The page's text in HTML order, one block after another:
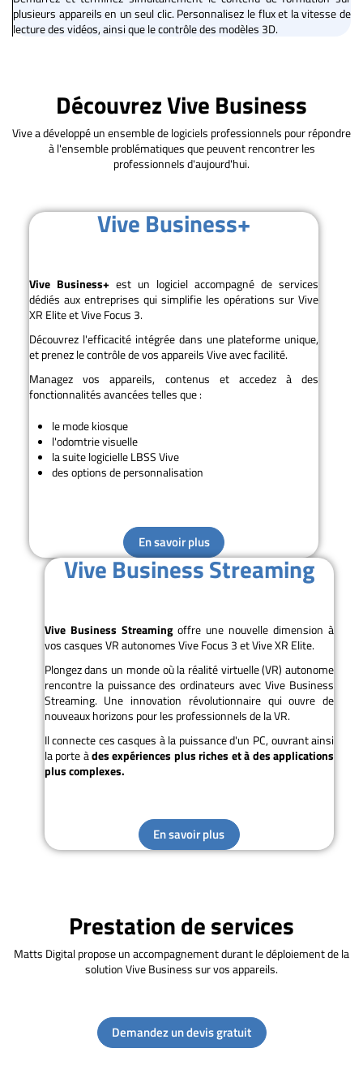
plusieurs appareils en un seul clic. Personnalisez le flux et la vitesse de
lecture des vidéos, ainsi que le contrôle des modèles 3D.
Découvrez Vive Business
Vive a développé un ensemble de logiciels professionnels pour répondre
à l'ensemble problématiques que peuvent rencontrer les
professionnels d'aujourd'hui.
Vive Business+
Vive Business+est un logiciel accompagné de services
dédiés aux entreprises qui simplifie les opérations sur Vive
XR Elite et Vive Focus 3.
Découvrez l'efficacité intégrée dans une plateforme unique,
et prenez le contrôle de vos appareils Vive avec facilité.
Managez vos appareils, contenus et accedez à des
fonctionnalités avancées telles que :
le mode kiosque
l'odomtrie visuelle
la suite logicielle LBSS Vive
des options de personnalisation
En savoir plus
Vive Business Streaming
Vive Business Streamingoffre une nouvelle dimension à
vos casques VR autonomes Vive Focus 3 et Vive XR Elite.
Plongez dans un monde où la réalité virtuelle (VR) autonome
rencontre la puissance des ordinateurs avec Vive Business
Streaming. Une innovation révolutionnaire qui ouvre de
nouveaux horizons pour les professionnels de la VR.
Il connecte ces casques à la puissance d'un PC, ouvrant ainsi
la porte àdes expériences plus riches et à des applications
plus complexes.
En savoir plus
Prestation de services
Matts Digital propose un accompagnement durant le déploiement de la
solution Vive Business sur vos appareils.
Demandez un devis gratuit